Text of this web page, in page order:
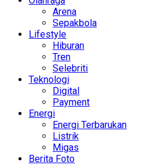
Arena
Sepakbola
Lifestyle
Hiburan
Tren
Selebriti
Teknologi
Digital
Payment
Energi
Energi Terbarukan
Listrik
Migas
Berita Foto